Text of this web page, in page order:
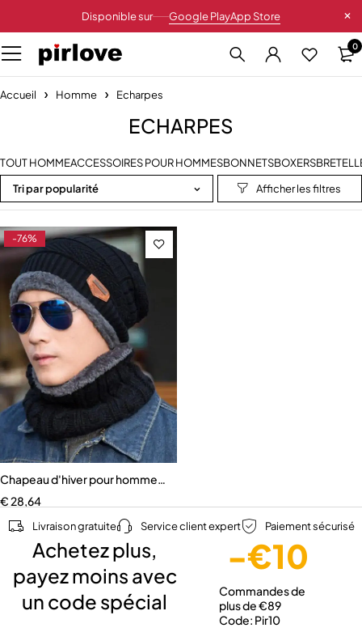
Disponible sur Google PlayApp Store
0
Accueil Homme Echarpes
ECHARPES
TOUT HOMMEACCESSOIRES POUR HOMMESBONNETSBOXERS
Tri par popularité
-76%
Chapeau d'hiver pour hommes et femmes
€28,64
Livraison gratuite Service client expert Paiement sécurisé
Achetez plus,
payez moins avec
un code spécial
-€10
Commandes de
plus de €89
Code: Pir10